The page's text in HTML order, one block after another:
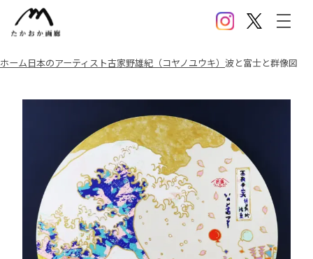
InstagramX(Twitter)
メニ
ホーム日本のアーティスト古家野雄紀（コヤノユウキ） 波と富士と群像図